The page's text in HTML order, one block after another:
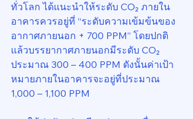
ทั่วโลก ได้แนะนำให้ระดับ CO₂ ภายใน
อาคารควรอยู่ที่ “ระดับความเข้มข้นของ
อากาศภายนอก + 700 PPM” โดยปกติ
แล้วบรรยากาศภายนอกมีระดับ CO₂
ประมาณ 300 – 400 PPM ดังนั้นค่าเป้า
หมายภายในอาคารจะอยู่ที่ประมาณ
1,000 – 1,100 PPM